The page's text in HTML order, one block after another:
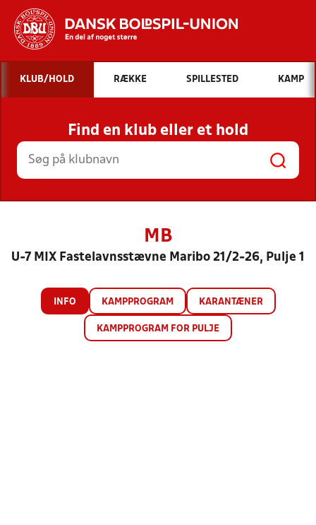
Hvad vil du søge efter?
INDHOLD OG NYHEDER
STILLINGER, RESULTATER, KLUBBER OG
HOLD
KLUB/HOLD RÆKKE SPILLESTED KAMP
Find en klub eller et hold
MB
U-7 MIX Fastelavnsstævne Maribo 21/2-26, Pulje 1
INFO KAMPPROGRAM KARANTÆNER
KAMPPROGRAM FOR PULJE